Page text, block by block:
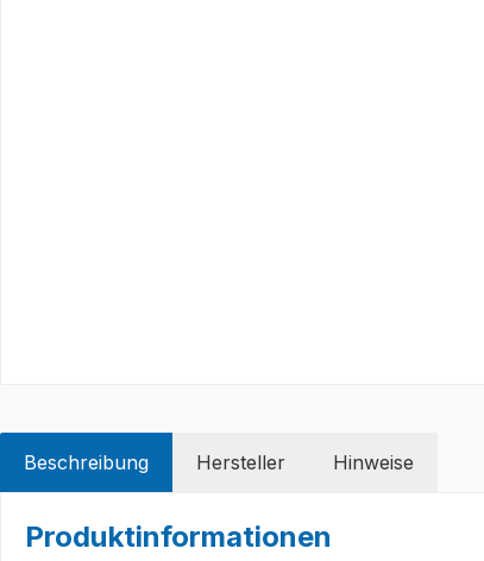
Beschreibung Hersteller Hinweise
Produktinformationen